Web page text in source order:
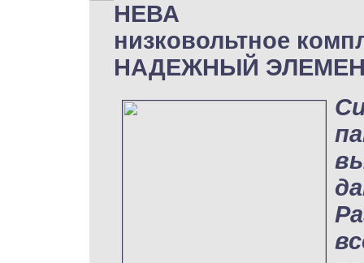
НЕВА
низковольтное
НАДЕЖНЫЙ